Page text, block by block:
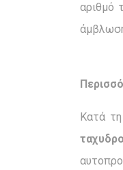
αριθμό
Κατά